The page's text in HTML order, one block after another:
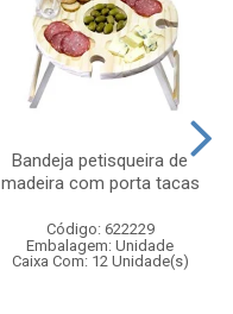
Bandeja petisqueira de
madeira com porta tacas
Código: 622229
Embalagem: Unidade
Caixa Com: 12 Unidade(s)